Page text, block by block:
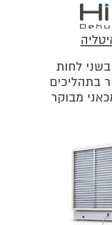
לחות
בתהליכים
מבוקר